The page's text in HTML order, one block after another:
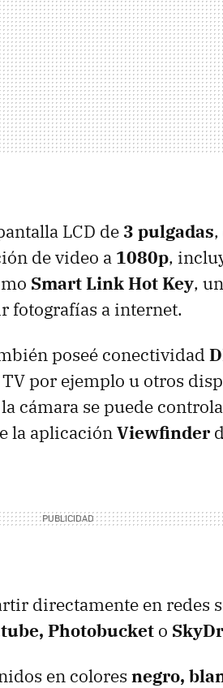
LCD de 3 pulgadas
de video a 1080p,
Smart Link Hot Key,
fotografías a internet.
poseé conectividad
por ejemplo u otros
cámara se puede
la aplicaciónViewfinder
directamente en redes
Photobucket o
en colores negro,